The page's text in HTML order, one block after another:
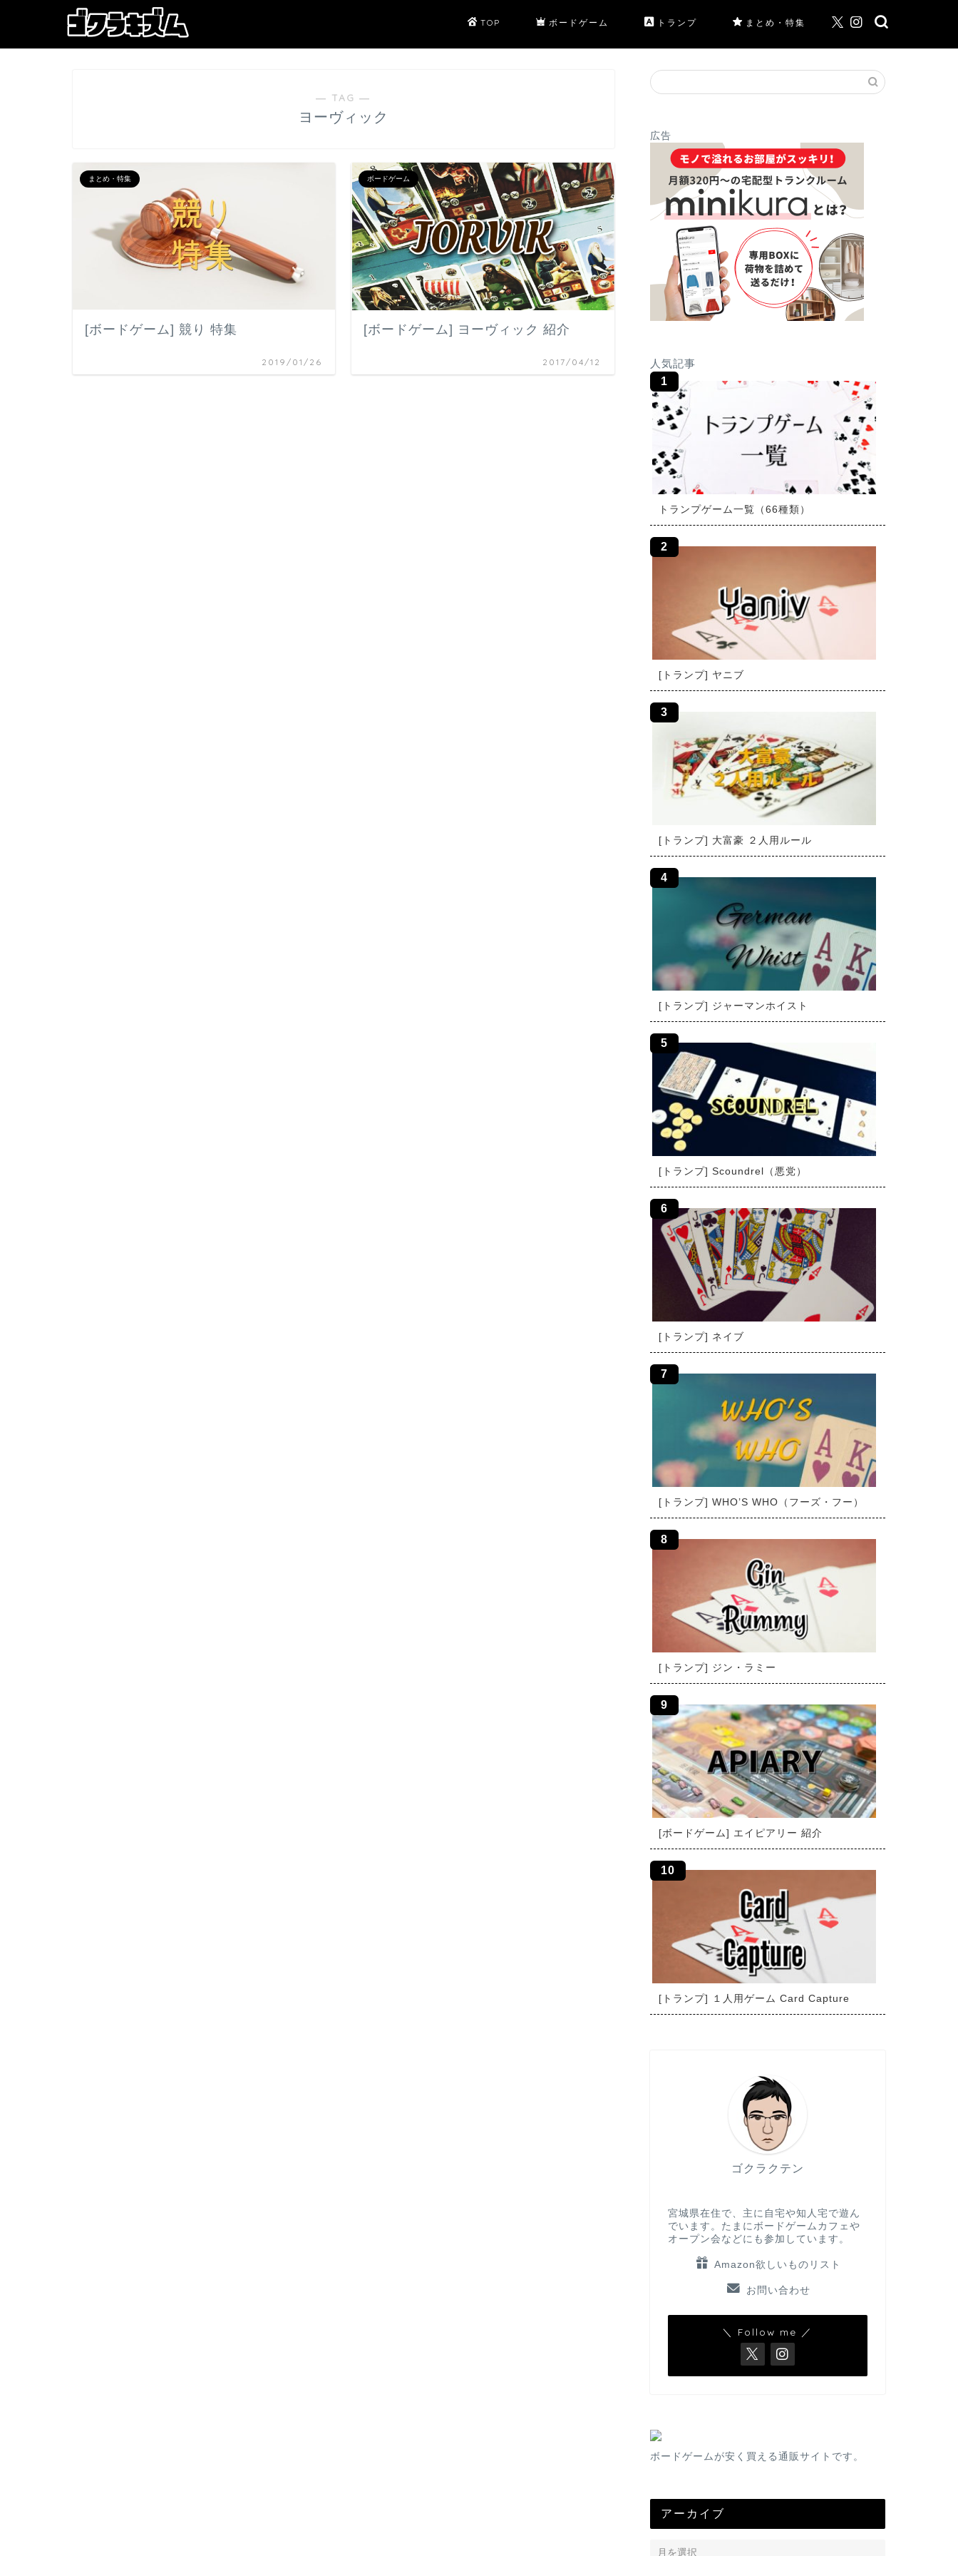
TOP ボードゲーム トランプ まとめ・特集
― TAG ―
ヨーヴィック
まとめ・特集
[ボードゲーム] 競り 特集
2019/01/26
ボードゲーム
[ボードゲーム] ヨーヴィック 紹介
2017/04/12
広告
人気記事
トランプゲーム一覧（66種類）
[トランプ] ヤニブ
[トランプ] 大富豪 ２人用ルール
[トランプ] ジャーマンホイスト
[トランプ] Scoundrel（悪党）
[トランプ] ネイブ
[トランプ] WHO’S WHO（フーズ・フー）
[トランプ] ジン・ラミー
[ボードゲーム] エイピアリー 紹介
[トランプ] １人用ゲーム Card Capture
ゴクラクテン
宮城県在住で、主に自宅や知人宅で遊ん
でいます。たまにボードゲームカフェや
オープン会などにも参加しています。
Amazon欲しいものリスト
お問い合わせ
＼ Follow me ／
ボードゲームが安く買える通販サイトです。
アーカイブ